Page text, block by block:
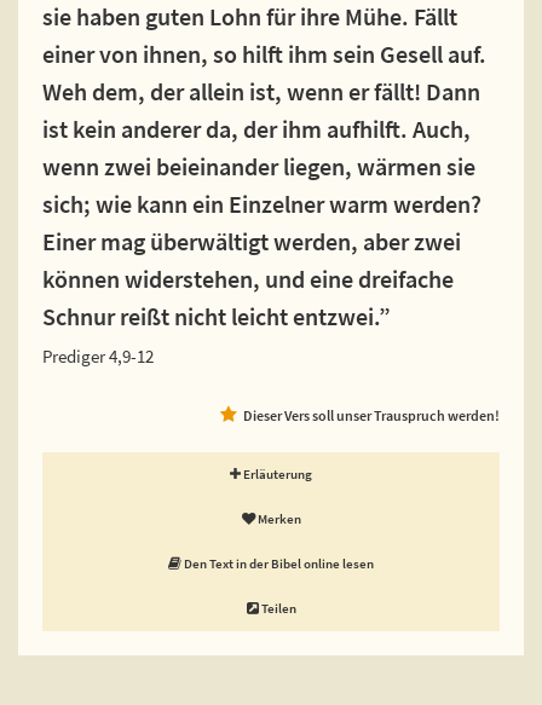
sie haben guten Lohn für ihre Mühe. Fällt
einer von ihnen, so hilft ihm sein Gesell auf.
Weh dem, der allein ist, wenn er fällt! Dann
ist kein anderer da, der ihm aufhilft. Auch,
wenn zwei beieinander liegen, wärmen sie
sich; wie kann ein Einzelner warm werden?
Einer mag überwältigt werden, aber zwei
können widerstehen, und eine dreifache
Schnur reißt nicht leicht entzwei.”
Prediger 4,9-12
Dieser Vers soll unser Trauspruch werden!
Erläuterung
Merken
Den Text in der Bibel online lesen
Teilen